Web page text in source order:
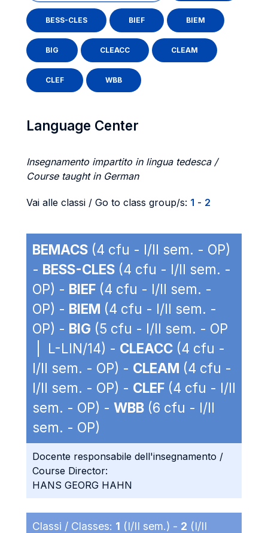
BESS-CLES BIEF BIEM
BIG CLEACC CLEAM
CLEF WBB
Language Center
Insegnamento impartito in lingua tedesca /
Course taught in German
Vai alle classi / Go to class group/s: 1 - 2
BEMACS (4 cfu - I/II sem. - OP)
- BESS-CLES (4 cfu - I/II sem. -
OP) - BIEF (4 cfu - I/II sem. -
OP) - BIEM (4 cfu - I/II sem. -
OP) - BIG (5 cfu - I/II sem. - OP
| L-LIN/14) - CLEACC (4 cfu -
I/II sem. - OP) - CLEAM (4 cfu -
I/II sem. - OP) - CLEF (4 cfu - I/II
sem. - OP) - WBB (6 cfu - I/II
sem. - OP)
Docente responsabile dell'insegnamento /
Course Director:
HANS GEORG HAHN
Classi / Classes: 1 (I/II sem.) - 2 (I/II